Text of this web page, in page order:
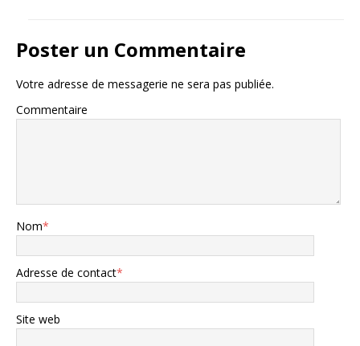
Poster un Commentaire
Votre adresse de messagerie ne sera pas publiée.
Commentaire
Nom*
Adresse de contact*
Site web